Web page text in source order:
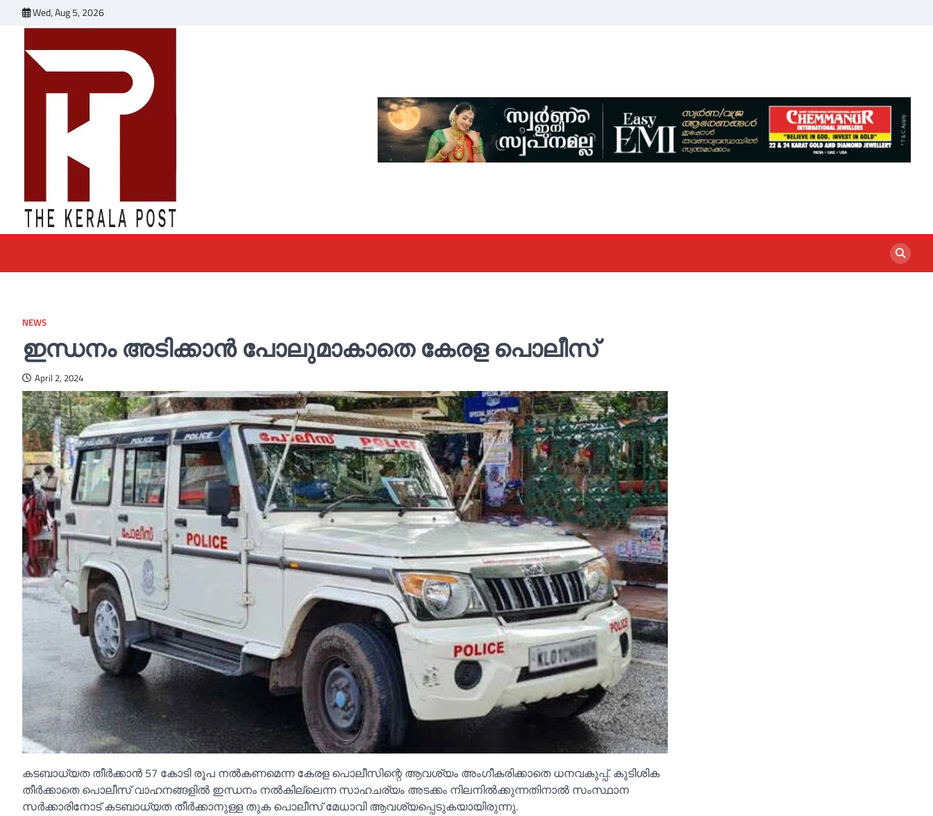
Wed, Aug 5, 2026
NEWS
ഇന്ധനം അടിക്കാന്‍ പോലുമാകാതെ കേരള പൊലീസ്
April 2, 2024
കടബാധ്യത തീര്‍ക്കാന്‍ 57 കോടി രൂപ നല്‍കണമെന്ന കേരള പൊലീസിന്റെ ആവശ്യം അംഗീകരിക്കാതെ ധനവകുപ്പ്. കുടിശിക
തീര്‍ക്കാതെ പൊലീസ് വാഹനങ്ങളില്‍ ഇന്ധനം നല്‍കില്ലെന്ന സാഹചര്യം അടക്കം നിലനില്‍ക്കുന്നതിനാല്‍ സംസ്ഥാന
സര്‍ക്കാരിനോട് കടബാധ്യത തീര്‍ക്കാനുള്ള തുക പൊലീസ് മേധാവി ആവശ്യപ്പെടുകയായിരുന്നു.